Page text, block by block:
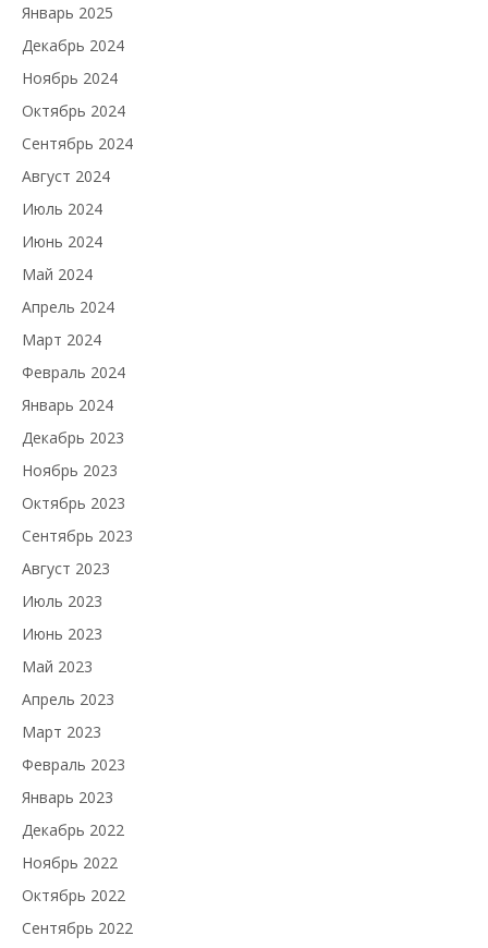
Январь 2025
Декабрь 2024
Ноябрь 2024
Октябрь 2024
Сентябрь 2024
Август 2024
Июль 2024
Июнь 2024
Май 2024
Апрель 2024
Март 2024
Февраль 2024
Январь 2024
Декабрь 2023
Ноябрь 2023
Октябрь 2023
Сентябрь 2023
Август 2023
Июль 2023
Июнь 2023
Май 2023
Апрель 2023
Март 2023
Февраль 2023
Январь 2023
Декабрь 2022
Ноябрь 2022
Октябрь 2022
Сентябрь 2022